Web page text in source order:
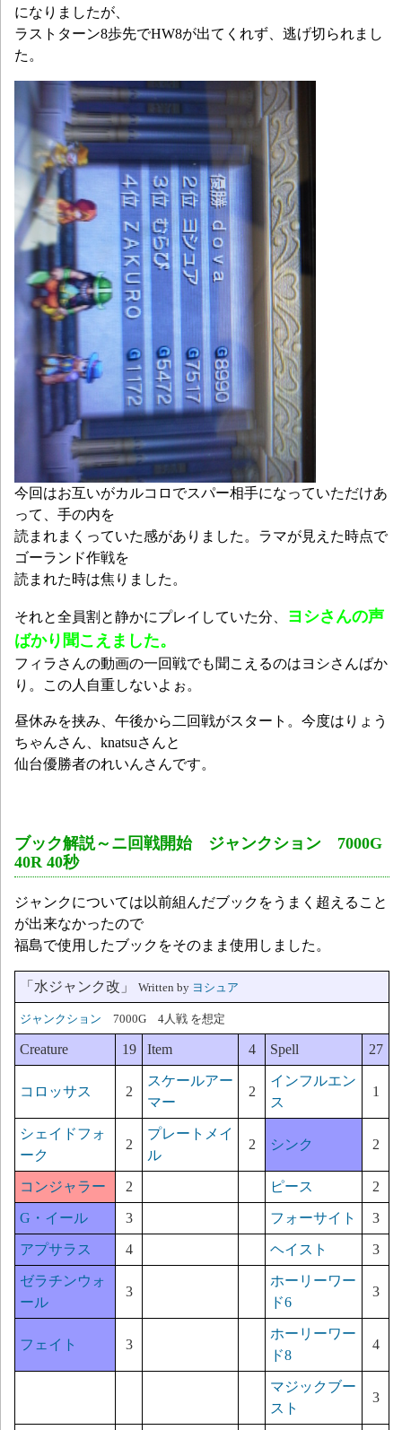
になりましたが、
ラストターン8歩先でHW8が出てくれず、逃げ切られまし
た。
今回はお互いがカルコロでスパー相手になっていただけあ
って、手の内を
読まれまくっていた感がありました。ラマが見えた時点で
ゴーランド作戦を
読まれた時は焦りました。
それと全員割と静かにプレイしていた分、
ヨシさんの声
ばかり聞こえました。
フィラさんの動画の一回戦でも聞こえるのはヨシさんばか
り。この人自重しないよぉ。
昼休みを挟み、午後から二回戦がスタート。今度はりょう
ちゃんさん、knatsuさんと
仙台優勝者のれいんさんです。
ブック解説～ ニ回戦開始 ジャンクション 7000G
40R 40秒
ジャンクについては以前組んだブックをうまく超えること
が出来なかったので
福島で使用したブックをそのまま使用しました。
「水ジャンク改」 Written by ヨシュア
ジャンクション 7000G 4人戦 を想定
Creature 19 Item 4 Spell 27
コロッサス 2
スケールアー
マー
2
インフルエン
ス
1
シェイドフォ
ーク
2
プレートメイ
ル
2 シンク 2
コンジャラー 2 ピース 2
G・イール 3 フォーサイト 3
アプサラス 4 ヘイスト 3
ゼラチンウォ
ール
3
ホーリーワー
ド6
3
フェイト 3
ホーリーワー
ド8
4
マジックブー
スト
3